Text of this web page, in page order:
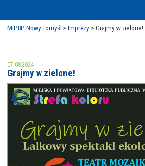
MOJE KONTO
AKTUALNOŚCI
NAJBLIŻSZE WYDARZENIA
WYDARZENIA BIEŻĄCE
NASZA OFERTA
STREFA WIEDZY O REGIONIE
MiPBP Nowy Tomyśl > Imprezy > Grajmy w zielone!
07.08.2024
Grajmy w zielone!